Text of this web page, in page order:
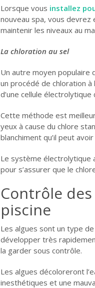
Lorsque vous installez
nouveau spa, vous
maintenir les niveaux au
La chloration au sel
Un autre moyen populaire
un procédé de chloration à
d’une cellule
Cette méthode est
yeux à cause du chlore
blanchiment qu’il peut
Le système électrolytique
pour s’assurer que le
Contrôle des
piscine
Les algues sont un type
développer très
la garder sous contrôle.
Les algues décoloreront
inesthétiques et une